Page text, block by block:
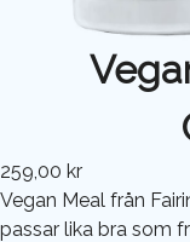
259,00 kr
Vegan Meal från
passar lika bra som